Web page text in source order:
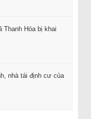
Thanh Hóa bị khai
nhà tái định cư của